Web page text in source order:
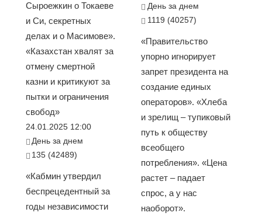
Сыроежкин о Токаеве
и Си, секретных
делах и о Масимове».
«Казахстан хвалят за
отмену смертной
казни и критикуют за
пытки и ограничения
свобод»
24.01.2025 12:00
День за днем
135 (42489)
«Кабмин утвердил
беспрецедентный за
годы независимости
День за днем
1119 (40257)
«Правительство
упорно игнорирует
запрет президента на
создание единых
операторов». «Хлеба
и зрелищ – тупиковый
путь к обществу
всеобщего
потребления». «Цена
растет – падает
спрос, а у нас
наоборот».